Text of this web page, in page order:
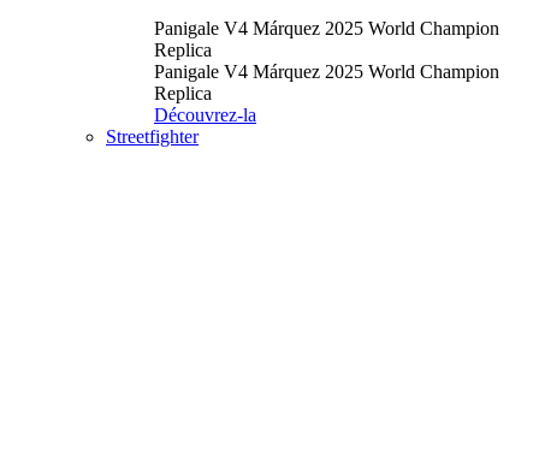
Panigale V4 Márquez 2025 World Champion
Replica
Panigale V4 Márquez 2025 World Champion
Replica
Découvrez-la
Streetfighter